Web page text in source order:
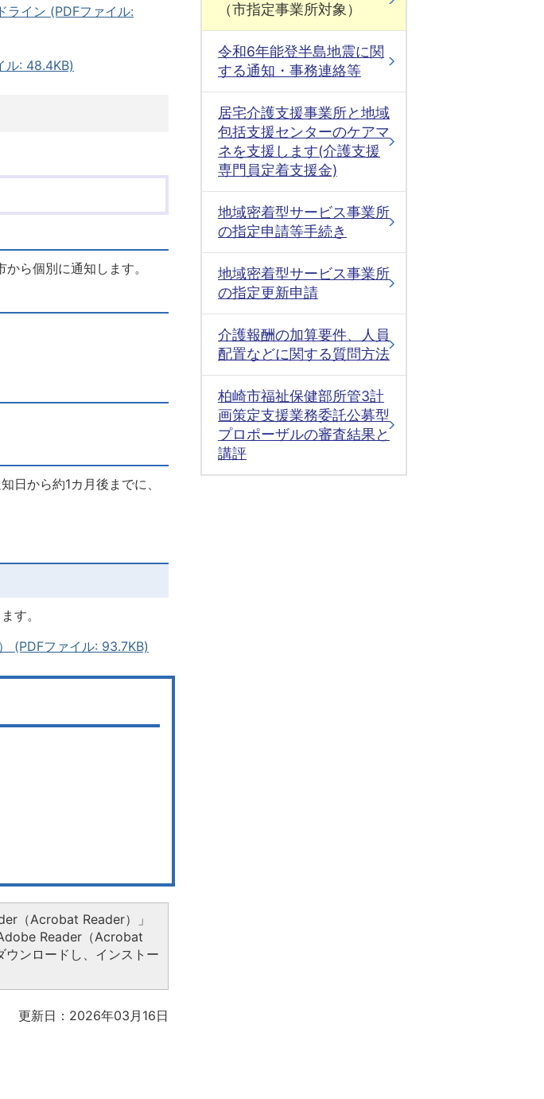
ライン (PDFファイル:
ル: 48.4KB)
ら個別に通知します。
日から約1カ月後までに、
す。
(PDFファイル: 93.7KB)
（Acrobat Reader）」
Reader（Acrobat
ンロードし、インストー
更新日：2026年03月16日
（市指定事業所対象）
令和6年能登半島地震に関
する通知・事務連絡等
居宅介護支援事業所と地域
包括支援センターのケアマ
ネを支援します(介護支援
専門員定着支援金)
地域密着型サービス事業所
の指定申請等手続き
地域密着型サービス事業所
の指定更新申請
介護報酬の加算要件、人員
配置などに関する質問方法
柏崎市福祉保健部所管3計
画策定支援業務委託公募型
プロポーザルの審査結果と
講評